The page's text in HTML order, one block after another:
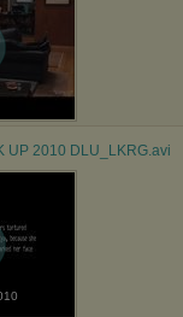
UP 2010 DLU_LKRG.avi